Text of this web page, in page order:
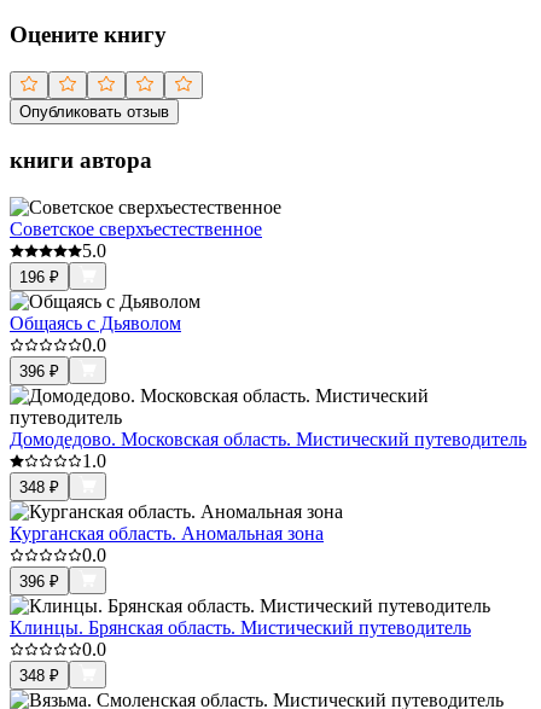
Оцените книгу
Опубликовать отзыв
книги автора
Советское сверхъестественное
5.0
196 ₽
Общаясь с Дьяволом
0.0
396 ₽
Домодедово. Московская область. Мистический путеводитель
1.0
348 ₽
Курганская область. Аномальная зона
0.0
396 ₽
Клинцы. Брянская область. Мистический путеводитель
0.0
348 ₽